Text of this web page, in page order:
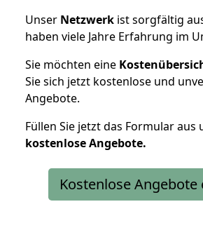
Unser Netzwerk ist sorgfältig
haben viele Jahre Erfahrung im
Sie möchten eine
Sie sich jetzt kostenlose und
Angebote.
Füllen Sie jetzt das Formular aus
kostenloseAngebote.
Kostenlose Angebote